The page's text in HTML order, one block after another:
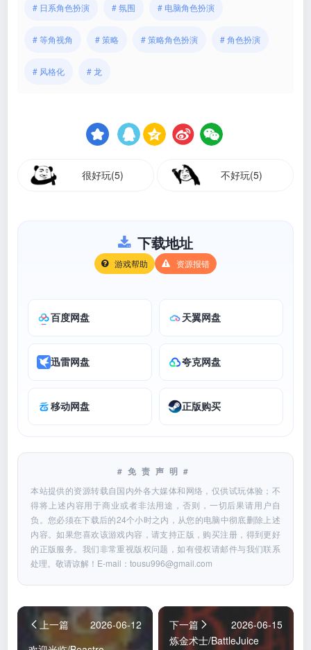
# 日系角色扮演 # 氛围 # 电脑角色扮演
# 等角视角 # 策略 # 策略角色扮演 # 角色扮演
# 风格化 # 龙
很好玩(5) 不好玩(5)
下载地址
游戏帮助 资源报错
百度网盘 天翼网盘
迅雷网盘 夸克网盘
移动网盘 正版购买
#免责声明#
本站提供的资源转载自国内外各大媒体和网络，仅供试玩体验；不
得将上述内容用于商业或者非法用途，否则，一切后果请用户自
负。您必须在下载后的24个小时之内，从您的电脑中彻底删除上述
内容。如果您喜欢该游戏内容，请支持正版，购买注册，得到更好
的正版服务。我们非常重视版权问题，如有侵权请邮件与我们联系
处理。敬请谅解！E-mail：tousu996@gmail.com
上一篇
2026-06-12
下一篇
2026-06-15
炼金术士/BattleJuice